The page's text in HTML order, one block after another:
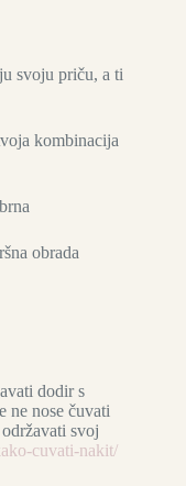
svoju priču, a ti
kombinacija
obrada
dodir s
ne nose čuvati
svoj
cuvati-nakit/